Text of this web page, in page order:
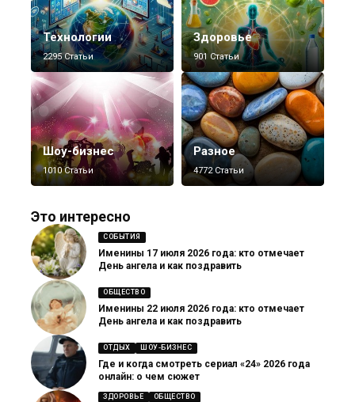
Технологии
2295 Статьи
Здоровье
901 Статьи
Шоу-бизнес
1010 Статьи
Разное
4772 Статьи
Это интересно
СОБЫТИЯ
Именины 17 июля 2026 года: кто отмечает
День ангела и как поздравить
ОБЩЕСТВО
Именины 22 июля 2026 года: кто отмечает
День ангела и как поздравить
ОТДЫХ ШОУ-БИЗНЕС
Где и когда смотреть сериал «24» 2026 года
онлайн: о чем сюжет
ЗДОРОВЬЕ ОБЩЕСТВО